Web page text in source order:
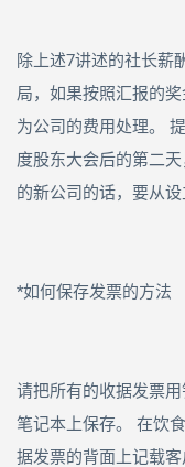
除上述7讲述的社长薪
局，如果按照汇报的
为公司的费用处理。
度股东大会后的第二
的新公司的话，要从设
*如何保存发票的方法
请把所有的收据发票
笔记本上保存。 在饮
据发票的背面上记载客